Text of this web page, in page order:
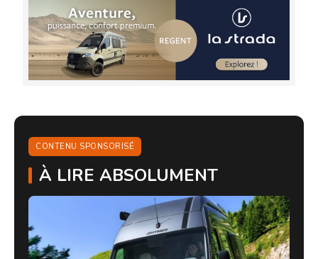
CONTENU SPONSORISÉ
À LIRE ABSOLUMENT